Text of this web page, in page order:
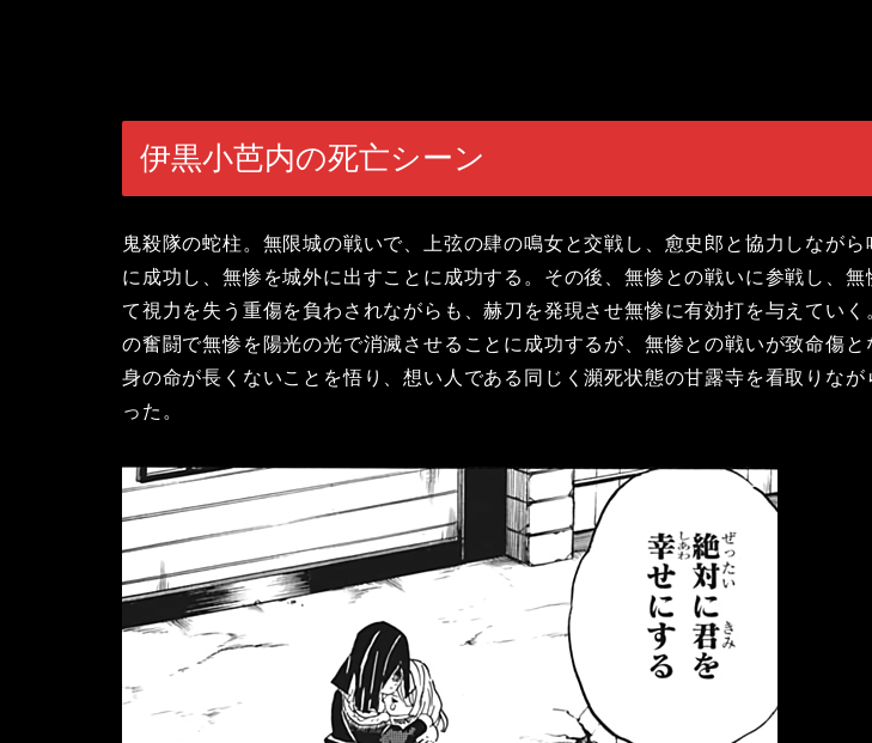
伊黒小芭内の死亡シーン
鬼殺隊の蛇柱。無限城の戦いで、上弦の肆の鳴女と交戦し、愈史郎と協力しながら
に成功し、無惨を城外に出すことに成功する。その後、無惨との戦いに参戦し、無
て視力を失う重傷を負わされながらも、赫刀を発現させ無惨に有効打を与えていく
の奮闘で無惨を陽光の光で消滅させることに成功するが、無惨との戦いが致命傷と
身の命が長くないことを悟り、想い人である同じく瀕死状態の甘露寺を看取りなが
った。